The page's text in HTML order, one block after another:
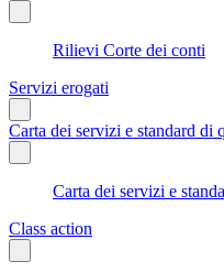
Rilievi Corte dei conti
Servizi erogati
Carta dei servizi e standard di
Carta dei servizi e
Class action